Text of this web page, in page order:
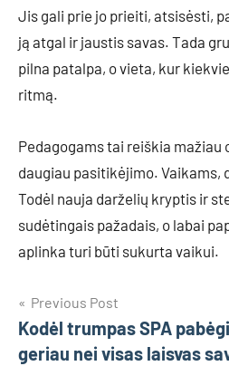
Jis gali prie jo prieiti, atsisėsti,
ją atgal ir jaustis savas. Tada
pilna patalpa, o vieta, kur
ritmą.
Pedagogams tai reiškia mažiau
daugiau pasitikėjimo. Vaikams,
Todėl nauja darželių kryptis ir
sudėtingais pažadais, o labai
aplinka turi būti sukurta vaikui.
Navigacija
tarp
Previous Post
Kodėl trumpas SPA
geriau nei visas laisvas